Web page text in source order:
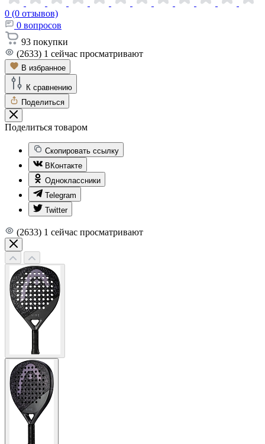
0 (0 отзывов)
0 вопросов
93 покупки
(2633) 1 сейчас просматривают
В избранное
К сравнению
Поделиться
Поделиться товаром
Скопировать ссылку
ВКонтакте
Одноклассники
Telegram
Twitter
(2633) 1 сейчас просматривают